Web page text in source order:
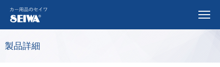
製品詳細